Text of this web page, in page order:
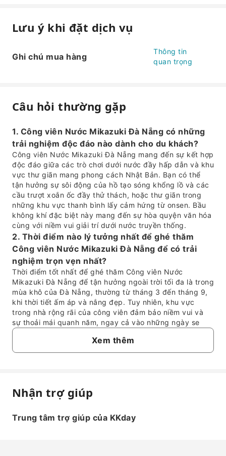
Lưu ý khi đặt dịch vụ
Ghi chú mua hàng
Thông tin
quan trọng
Câu hỏi thường gặp
1. Công viên Nước Mikazuki Đà Nẵng có những
trải nghiệm độc đáo nào dành cho du khách?
Công viên Nước Mikazuki Đà Nẵng mang đến sự kết hợp
độc đáo giữa các trò chơi dưới nước đầy hấp dẫn và khu
vực thư giãn mang phong cách Nhật Bản. Bạn có thể
tận hưởng sự sôi động của hồ tạo sóng khổng lồ và các
cầu trượt xoắn ốc đầy thử thách, hoặc thư giãn trong
những khu vực thanh bình lấy cảm hứng từ onsen. Bầu
không khí đặc biệt này mang đến sự hòa quyện văn hóa
cùng với niềm vui giải trí dưới nước truyền thống.
2. Thời điểm nào lý tưởng nhất để ghé thăm
Công viên Nước Mikazuki Đà Nẵng để có trải
nghiệm trọn vẹn nhất?
Thời điểm tốt nhất để ghé thăm Công viên Nước
Mikazuki Đà Nẵng để tận hưởng ngoài trời tối đa là trong
mùa khô của Đà Nẵng, thường từ tháng 3 đến tháng 9,
khi thời tiết ấm áp và nắng đẹp. Tuy nhiên, khu vực
trong nhà rộng rãi của công viên đảm bảo niềm vui và
sự thoải mái quanh năm, ngay cả vào những ngày se
lạnh hoặc mưa.
3. Công viên Nước Mikazuki Đà Nẵng có những
tiện ích nào cho các nhóm tuổi khác nhau?
hồ tạo sóng khổng lồ và cầu trượt xoắn ốc hấp dẫn dành
cho những người yêu thích phiêu lưu, cùng với khu vui
thư giãn theo phong cách Nhật Bản mang đến trải
Xem thêm
Câu hỏi thường gặp
1. Công viên Nước Mikazuki Đà Nẵng có
Nhận trợ giúp
Trung tâm trợ giúp của KKday